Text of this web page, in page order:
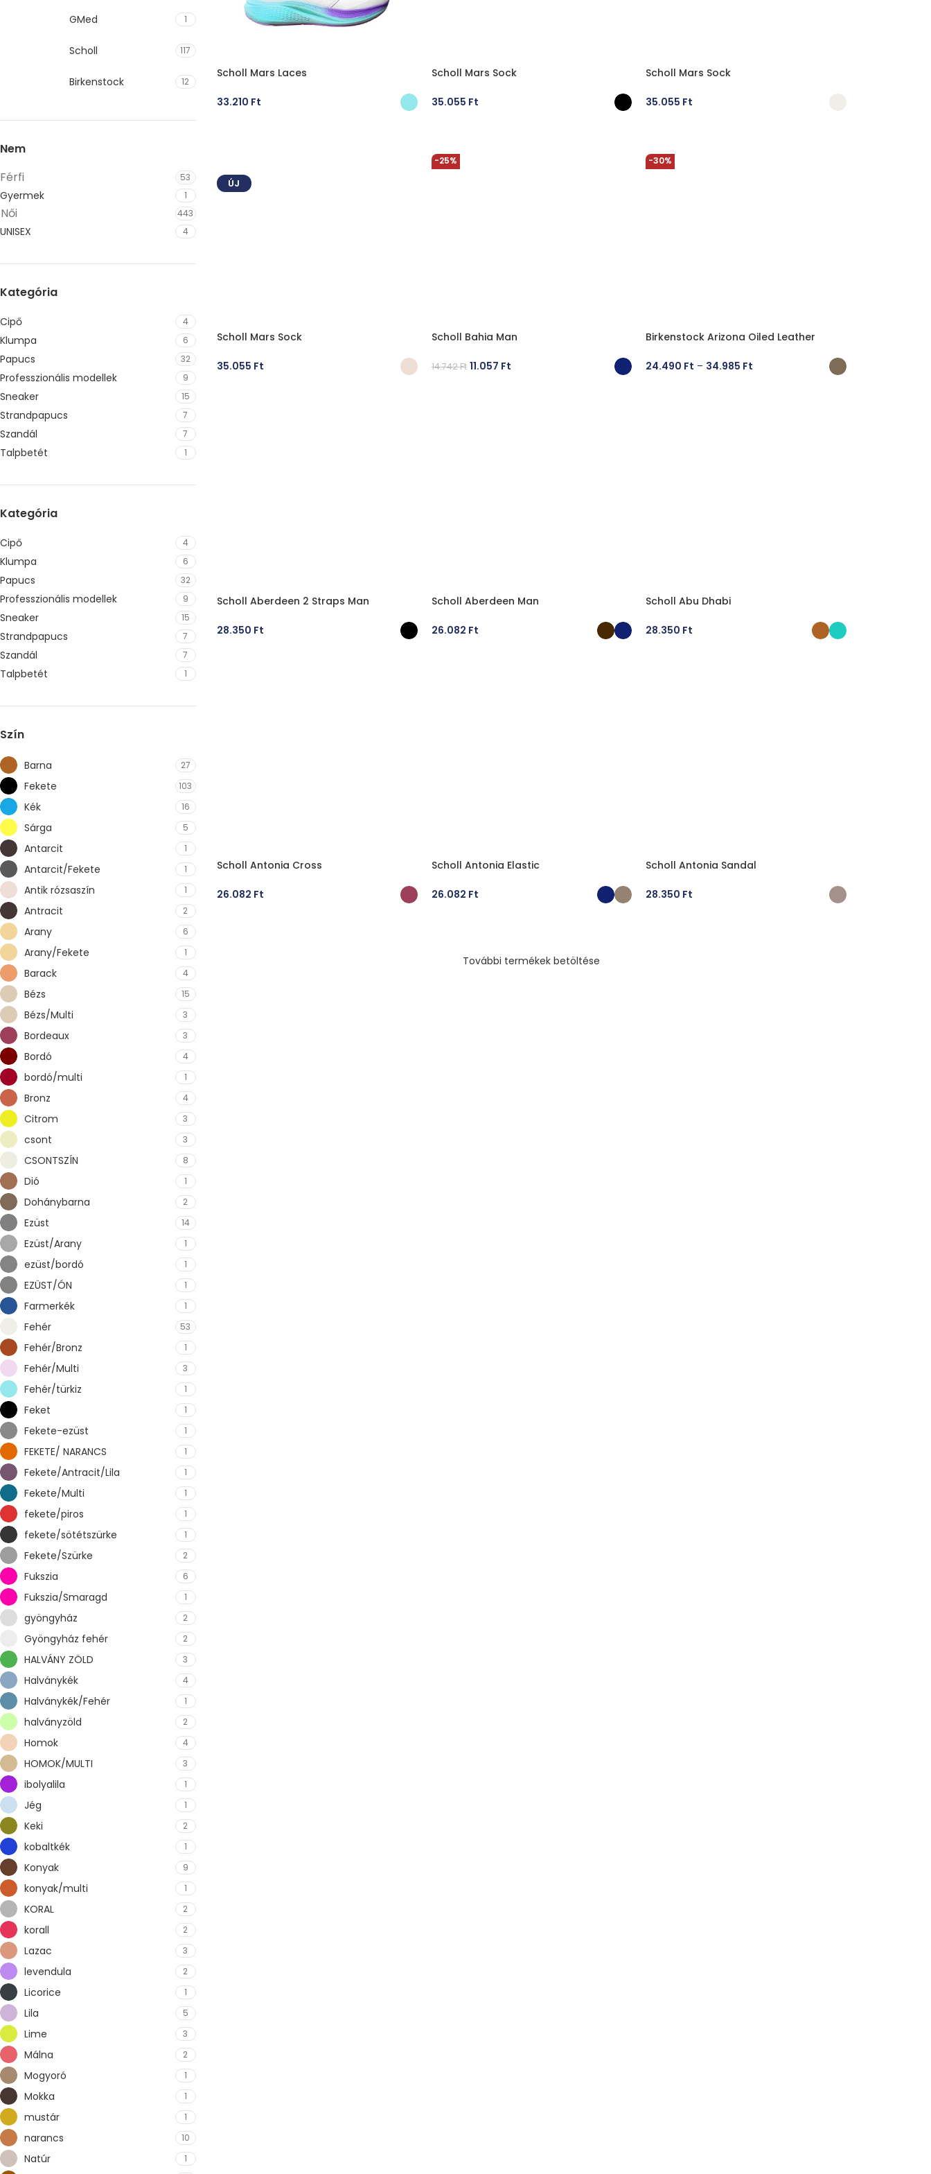
GMed 1
Scholl 117
Birkenstock 12
Nem
Férfi
53
Gyermek 1
Női 443
UNISEX 4
Kategória
Cipő 4
Klumpa 6
Papucs 32
Professzionális modellek 9
Sneaker 15
Strandpapucs 7
Szandál 7
Talpbetét 1
Kategória
Cipő 4
Klumpa 6
Papucs 32
Professzionális modellek 9
Sneaker 15
Strandpapucs 7
Szandál 7
Talpbetét 1
Szín
Barna 27
Fekete 103
Kék 16
Sárga 5
Antarcit 1
Antarcit/Fekete 1
Antik rózsaszín 1
Antracit 2
Arany 6
Arany/Fekete 1
Barack 4
Bézs 15
Bézs/Multi 3
Bordeaux 3
Bordó 4
bordó/multi 1
Bronz 4
Citrom 3
csont 3
CSONTSZÍN 8
Dió 1
Dohánybarna 2
Ezüst 14
Ezüst/Arany 1
ezüst/bordó 1
EZÜST/ÓN 1
Farmerkék 1
Fehér 53
Fehér/Bronz 1
Fehér/Multi 3
Fehér/türkiz 1
Feket 1
Fekete-ezüst 1
FEKETE/ NARANCS 1
Fekete/Antracit/Lila 1
Fekete/Multi 1
fekete/piros 1
fekete/sötétszürke 1
Fekete/Szürke 2
Fukszia 6
Fukszia/Smaragd 1
gyöngyház 2
Gyöngyház fehér 2
HALVÁNY ZÖLD 3
Halványkék 4
Halványkék/Fehér 1
halványzöld 2
Homok 4
HOMOK/MULTI 3
ibolyalila 1
Jég 1
Keki 2
kobaltkék 1
Konyak 9
konyak/multi 1
KORAL 2
korall 2
Lazac 3
levendula 2
Licorice 1
Lila 5
Lime 3
Málna 2
Mogyoró 1
Mokka 1
mustár 1
narancs 10
Natúr 1
Scholl Mars Laces
33.210 Ft
Scholl Mars Sock
35.055 Ft
Scholl Mars Sock
35.055 Ft
ÚJ
Scholl Mars Sock
35.055 Ft
-25%
Scholl Bahia Man
14.742Ft 11.057 Ft
-30%
Birkenstock Arizona Oiled Leather
24.490 Ft – 34.985 Ft
Scholl Aberdeen 2 Straps Man
28.350 Ft
Scholl Aberdeen Man
26.082 Ft
Scholl Abu Dhabi
28.350 Ft
Scholl Antonia Cross
26.082 Ft
Scholl Antonia Elastic
26.082 Ft
Scholl Antonia Sandal
28.350 Ft
További termékek betöltése